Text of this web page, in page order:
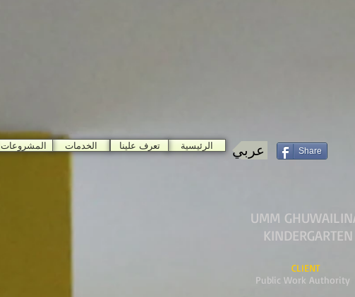
الخدمات المشروعات الرئيسية تعرف علينا عربي Share
UMM
KINDERGARTEN
CLIENT
Public Work Authority